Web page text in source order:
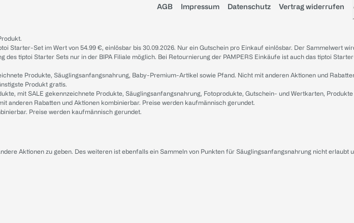
AGB Impressum Datenschutz Vertrag widerrufen
Starter-Set im Wert von 54.99 €, einlösbar bis 30.09.2026. Nur ein Gutschein pro Einkauf einlösbar. Der Sammelwert
tiptoi Starter Sets nur in der BIPA Filiale möglich. Bei Retournierung der PAMPERS Einkäufe ist auch das tiptoi
Produkte, Säuglingsanfangsnahrung, Baby-Premium-Artikel sowie Pfand. Nicht mit anderen Aktionen und
Produkt gratis.
mit SALE gekennzeichnete Produkte, Säuglingsanfangsnahrung, Fotoprodukte, Gutschein- und Wertkarten,
anderen Rabatten und Aktionen kombinierbar. Preise werden kaufmännisch gerundet.
Preise werden kaufmännisch gerundet.
Aktionen zu geben. Des weiteren ist ebenfalls ein Sammeln von Punkten für Säuglingsanfangsnahrung nicht erlaubt